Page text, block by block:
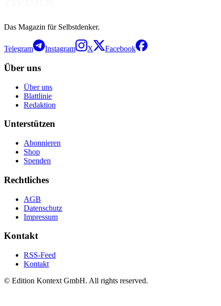
Das Magazin für Selbstdenker.
Telegram Instagram X Facebook
Über uns
Über uns
Blattlinie
Redaktion
Unterstützen
Abonnieren
Shop
Spenden
Rechtliches
AGB
Datenschutz
Impressum
Kontakt
RSS-Feed
Kontakt
© Edition Kontext GmbH. All rights reserved.